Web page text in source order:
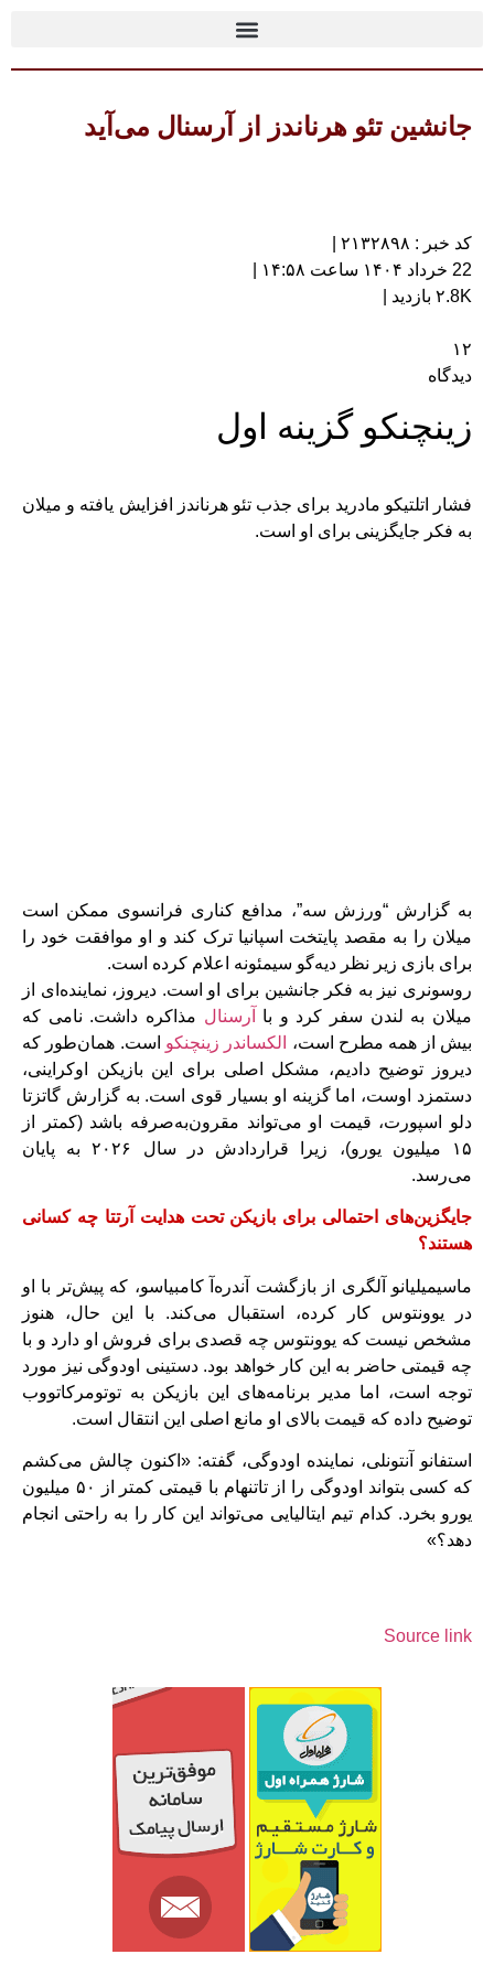
جانشین تئو هرناندز از آرسنال می‌آید
کد خبر : ۲۱۳۲۸۹۸ |
22 خرداد ۱۴۰۴ ساعت ۱۴:۵۸ |
۲.8K بازدید |
۱۲
دیدگاه
زینچنکو گزینه اول
فشار اتلتیکو مادرید برای جذب تئو هرناندز افزایش یافته و میلان
به فکر جایگزینی برای او است.
به گزارش “ورزش سه”، مدافع کناری فرانسوی ممکن است
میلان را به مقصد پایتخت اسپانیا ترک کند و او موافقت خود را
برای بازی زیر نظر دیه‌گو سیمئونه اعلام کرده است.
روسونری‌ نیز به فکر جانشین برای او است. دیروز، نماینده‌ای از
میلان به لندن سفر کرد و با
آرسنال مذاکره داشت. نامی که
بیش از همه مطرح است،
الکساندر زینچنکو است. همان‌طور که
دیروز توضیح دادیم، مشکل اصلی برای این بازیکن اوکراینی،
دستمزد اوست، اما گزینه او بسیار قوی است. به گزارش گاتزتا
دلو اسپورت، قیمت او می‌تواند مقرون‌به‌صرفه باشد (کمتر از
۱۵ میلیون یورو)، زیرا قراردادش در سال ۲۰۲۶ به پایان
می‌رسد.
جایگزین‌های احتمالی برای بازیکن تحت هدایت آرتتا چه کسانی
هستند؟
ماسیمیلیانو آلگری از بازگشت آندره‌آ کامبیاسو، که پیش‌تر با او
در یوونتوس کار کرده، استقبال می‌کند. با این حال، هنوز
مشخص نیست که یوونتوس چه قصدی برای فروش او دارد و با
چه قیمتی حاضر به این کار خواهد بود. دستینی اودوگی نیز مورد
توجه است، اما مدیر برنامه‌های این بازیکن به توتومرکاتووب
توضیح داده که قیمت بالای او مانع اصلی این انتقال است.
استفانو آنتونلی، نماینده اودوگی، گفته: «اکنون چالش می‌کشم
که کسی بتواند اودوگی را از تاتنهام با قیمتی کمتر از ۵۰ میلیون
یورو بخرد. کدام تیم ایتالیایی می‌تواند این کار را به راحتی انجام
دهد؟»
Source link